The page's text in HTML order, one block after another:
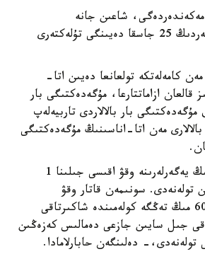
شاعىن جانە
مونوقالالارداعى مەكتەپتەردىڭ 25 جاسقا دەيىنگى تۇلەكتەرى
مەن كامەلەتكە تولعانعا دەيىن اتا-
قالعان ازاماتتارعا، مۇگەدەكتىگى بار
بار بالالاردى تاربيەلەپ
مەن اتا-اناسىنىڭ مۇگەدەكتىگى
- ءبىلىم بەرۋ گرانتىنىڭ يەگەرلەرىنە وقۋ اقىسى جىلىنا 1
تولەنەدى. سونىمەن قاتار وقۋ
كەزەڭىندە اي سايىن 60 مىڭ تەڭگە كولەمىندە شاكىرتاقى
جىل سايىن جازعى دەمالىس كەزەڭىن